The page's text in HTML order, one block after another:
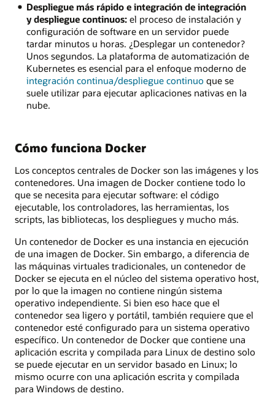
Despliegue más rápido e integración de integración
y despliegue continuos:el proceso de instalación y
configuración de software en un servidor puede
tardar minutos u horas. ¿Desplegar un contenedor?
Unos segundos. La plataforma de automatización de
Kubernetes es esencial para el enfoque moderno de
integración continua/despliegue continuo que se
suele utilizar para ejecutar aplicaciones nativas en la
nube.
Cómo funciona Docker
Los conceptos centrales de Docker son las imágenes y los
contenedores. Una imagen de Docker contiene todo lo
que se necesita para ejecutar software: el código
ejecutable, los controladores, las herramientas, los
scripts, las bibliotecas, los despliegues y mucho más.
Un contenedor de Docker es una instancia en ejecución
de una imagen de Docker. Sin embargo, a diferencia de
las máquinas virtuales tradicionales, un contenedor de
Docker se ejecuta en el núcleo del sistema operativo host,
por lo que la imagen no contiene ningún sistema
operativo independiente. Si bien eso hace que el
contenedor sea ligero y portátil, también requiere que el
contenedor esté configurado para un sistema operativo
específico. Un contenedor de Docker que contiene una
aplicación escrita y compilada para Linux de destino solo
se puede ejecutar en un servidor basado en Linux; lo
mismo ocurre con una aplicación escrita y compilada
para Windows de destino.